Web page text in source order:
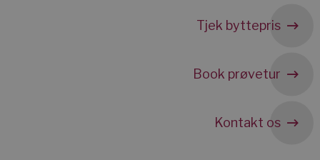
Tjek byttepris
Book prøvetur
Kontakt os